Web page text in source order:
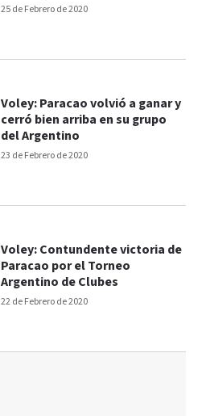
25 de Febrero de 2020
23 de Febrero de 2020
Voley: Paracao volvió a ganar y
cerró bien arriba en su grupo
del Argentino
22 de Febrero de 2020
Voley: Contundente victoria de
Paracao por el Torneo
Argentino de Clubes